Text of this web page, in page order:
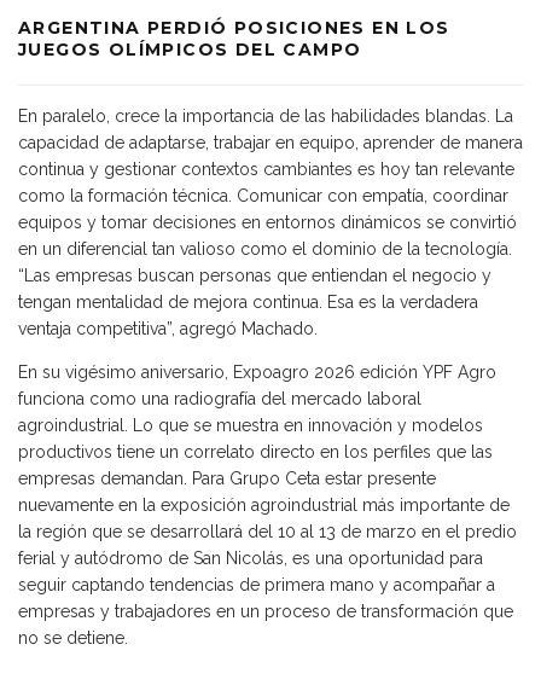
ARGENTINA PERDIÓ POSICIONES EN LOS
JUEGOS OLÍMPICOS DEL CAMPO
En paralelo, crece la importancia de las habilidades blandas. La
capacidad de adaptarse, trabajar en equipo, aprender de manera
continua y gestionar contextos cambiantes es hoy tan relevante
como la formación técnica. Comunicar con empatía, coordinar
equipos y tomar decisiones en entornos dinámicos se convirtió
en un diferencial tan valioso como el dominio de la tecnología.
“Las empresas buscan personas que entiendan el negocio y
tengan mentalidad de mejora continua. Esa es la verdadera
ventaja competitiva”, agregó Machado.
En su vigésimo aniversario, Expoagro 2026 edición YPF Agro
funciona como una radiografía del mercado laboral
agroindustrial. Lo que se muestra en innovación y modelos
productivos tiene un correlato directo en los perfiles que las
empresas demandan. Para Grupo Ceta estar presente
nuevamente en la exposición agroindustrial más importante de
la región que se desarrollará del 10 al 13 de marzo en el predio
ferial y autódromo de San Nicolás, es una oportunidad para
seguir captando tendencias de primera mano y acompañar a
empresas y trabajadores en un proceso de transformación que
no se detiene.